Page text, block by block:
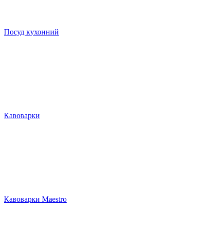
Посуд кухонний
Кавоварки
Кавоварки Maestro